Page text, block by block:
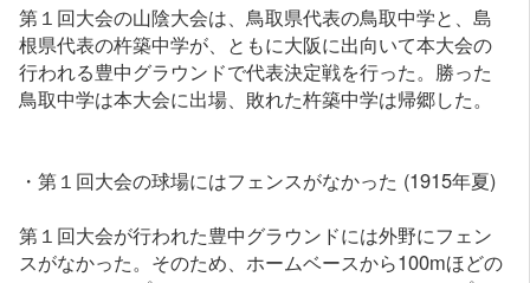
第１回大会の山陰大会は、鳥取県代表の鳥取中学と、島
根県代表の杵築中学が、ともに大阪に出向いて本大会の
行われる豊中グラウンドで代表決定戦を行った。勝った
鳥取中学は本大会に出場、敗れた杵築中学は帰郷した。
・第１回大会の球場にはフェンスがなかった (1915年夏)
第１回大会が行われた豊中グラウンドには外野にフェン
スがなかった。そのため、ホームベースから100mほどの